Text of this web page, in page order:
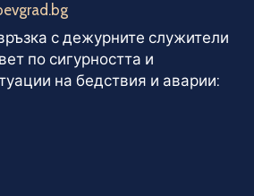
връзка
с дежурните служители
по сигурността и
на бедствия и аварии: